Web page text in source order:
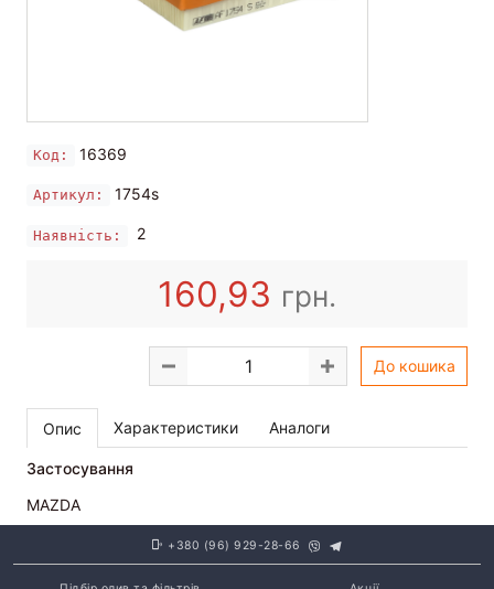
Код: 16369
Артикул: 1754s
Наявність: 2
160,93 грн.
До кошика
Опис Характеристики Аналоги
Застосування
MAZDA
+380 (96) 929-28-66